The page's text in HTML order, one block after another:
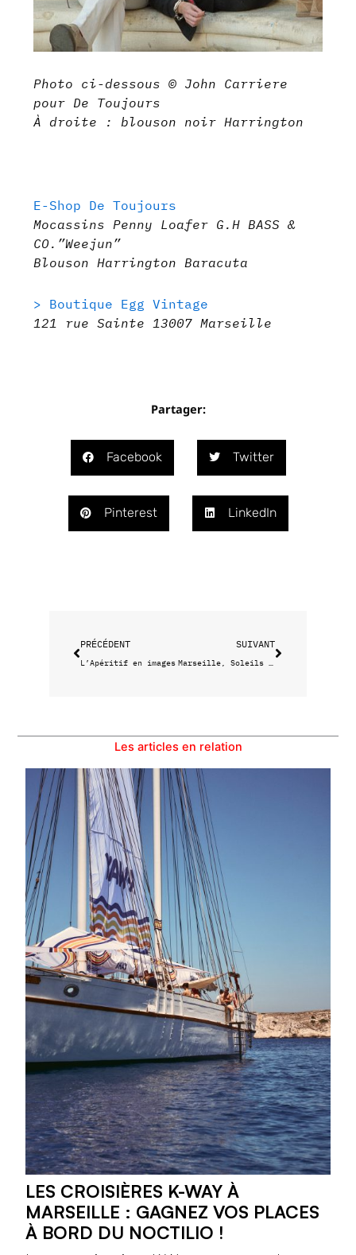
Photo ci-dessous © John Carriere
pour De Toujours
À droite : blouson noir Harrington
E-Shop De Toujours
Mocassins Penny Loafer G.H BASS &
CO.”Weejun”
Blouson Harrington Baracuta
> Boutique Egg Vintage
121 rue Sainte 13007 Marseille
Partager:
Facebook Twitter
Pinterest LinkedIn
PRÉCÉDENT
L’Apéritif en images
SUIVANT
Marseille, Soleils Noirs
Les articles en relation
LES CROISIÈRES K-WAY À
MARSEILLE : GAGNEZ VOS PLACES
À BORD DU NOCTILIO !